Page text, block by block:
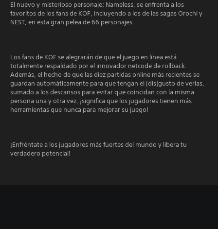
El nuevo y misterioso personaje: Nameless, se enfrenta a los
favoritos de los fans de KOF, incluyendo a los de las sagas Orochi y
NEST, en esta gran pelea de 66 personajes.
Los fans de KOF se alegrarán de que el juego en línea está
totalmente respaldado por el innovador netcode de rollback.
Además, el hecho de que las diez partidas online más recientes se
guardan automáticamente para que tengan el (dis)gusto de verlas,
sumado a los descansos para evitar que coincidan con la misma
persona una y otra vez, ¡significa que los jugadores tienen más
herramientas que nunca para mejorar su juego!
¡Enfréntate a los jugadores más fuertes del mundo y libera tu
verdadero potencial!